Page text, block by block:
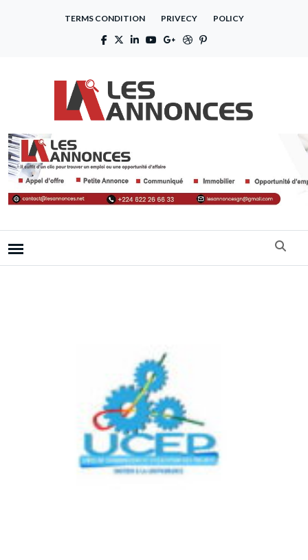
TERMS CONDITION PRIVECY POLICY